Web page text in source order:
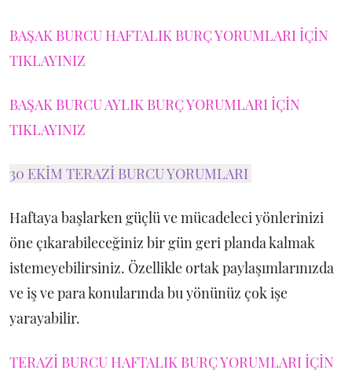
BAŞAK BURCU HAFTALIK BURÇ YORUMLARI İÇİN
TIKLAYINIZ
BAŞAK BURCU AYLIK BURÇ YORUMLARI İÇİN
TIKLAYINIZ
30 EKİM TERAZİ BURCU YORUMLARI
Haftaya başlarken güçlü ve mücadeleci yönlerinizi
öne çıkarabileceğiniz bir gün geri planda kalmak
istemeyebilirsiniz. Özellikle ortak paylaşımlarınızda
ve iş ve para konularında bu yönünüz çok işe
yarayabilir.
TERAZİ BURCU HAFTALIK BURÇ YORUMLARI İÇİN